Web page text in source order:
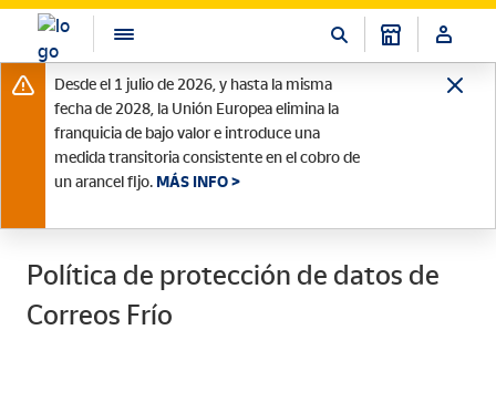
Desde el 1 julio de 2026, y hasta la misma
fecha de 2028, la Unión Europea elimina la
franquicia de bajo valor e introduce una
medida transitoria consistente en el cobro de
un arancel fijo. MÁS INFO >
Política de protección de datos de
Correos Frío